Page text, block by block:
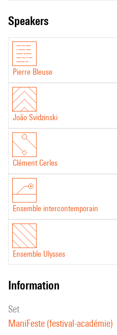
speakers
Pierre Bleuse
João Svidzinski
Clément Cerles
Ensemble intercontemporain
Ensemble Ulysses
information
set
ManiFeste (festival-académie)